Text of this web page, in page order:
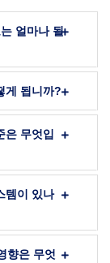
얼마나 될
게 됩니까?
은 무엇입
템이 있나
향은 무엇